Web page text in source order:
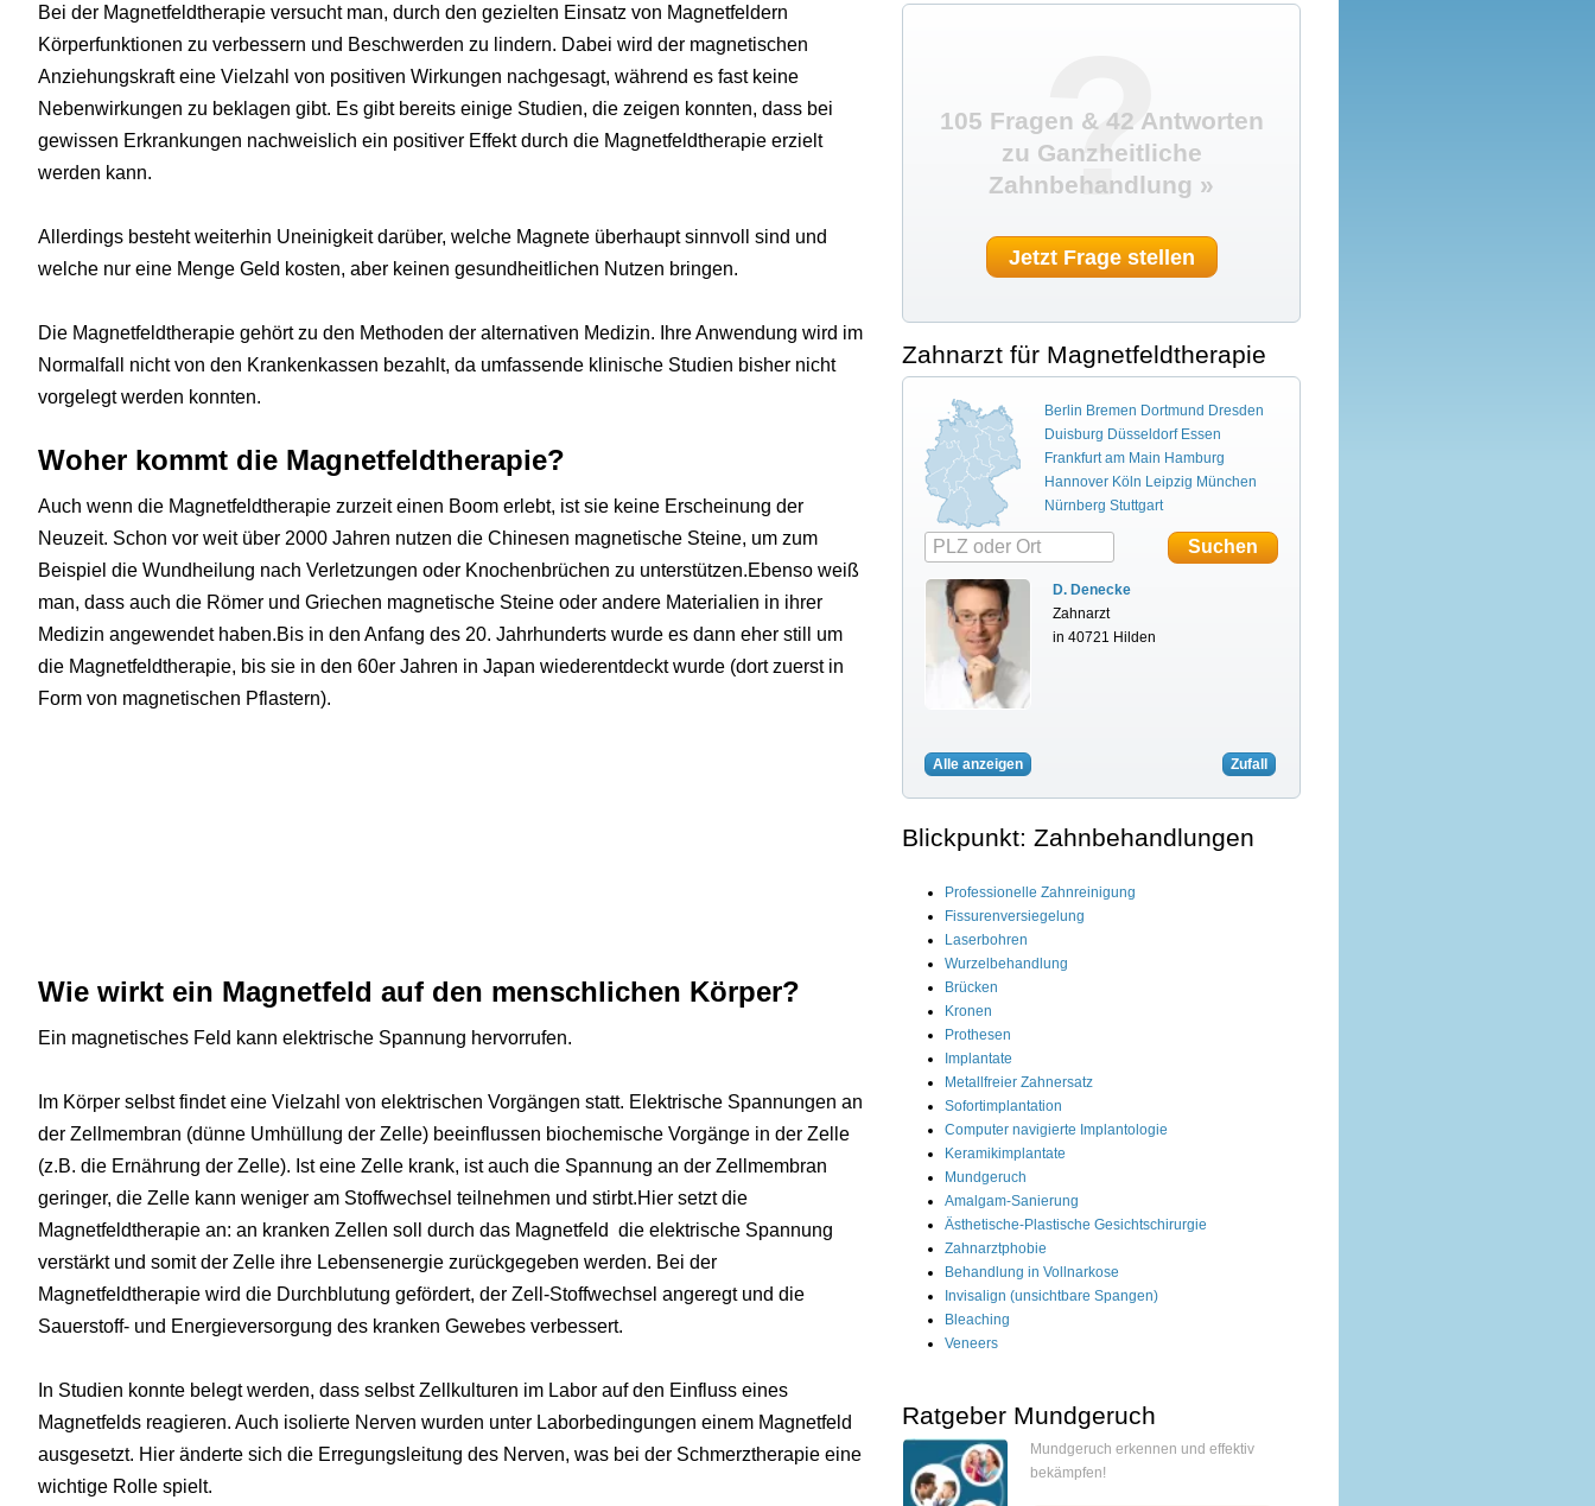
Bei der Magnetfeldtherapie versucht man, durch den gezielten Einsatz von Magnetfeldern
Körperfunktionen zu verbessern und Beschwerden zu lindern. Dabei wird der magnetischen
Anziehungskraft eine Vielzahl von positiven Wirkungen nachgesagt, während es fast keine
Nebenwirkungen zu beklagen gibt. Es gibt bereits einige Studien, die zeigen konnten, dass bei
gewissen Erkrankungen nachweislich ein positiver Effekt durch die Magnetfeldtherapie erzielt
werden kann.
Allerdings besteht weiterhin Uneinigkeit darüber, welche Magnete überhaupt sinnvoll sind und
welche nur eine Menge Geld kosten, aber keinen gesundheitlichen Nutzen bringen.
Die Magnetfeldtherapie gehört zu den Methoden der alternativen Medizin. Ihre Anwendung wird im
Normalfall nicht von den Krankenkassen bezahlt, da umfassende klinische Studien bisher nicht
vorgelegt werden konnten.
Woher kommt die Magnetfeldtherapie?
Auch wenn die Magnetfeldtherapie zurzeit einen Boom erlebt, ist sie keine Erscheinung der
Neuzeit. Schon vor weit über 2000 Jahren nutzen die Chinesen magnetische Steine, um zum
Beispiel die Wundheilung nach Verletzungen oder Knochenbrüchen zu unterstützen.Ebenso weiß
man, dass auch die Römer und Griechen magnetische Steine oder andere Materialien in ihrer
Medizin angewendet haben.Bis in den Anfang des 20. Jahrhunderts wurde es dann eher still um
die Magnetfeldtherapie, bis sie in den 60er Jahren in Japan wiederentdeckt wurde (dort zuerst in
Form von magnetischen Pflastern).
Wie wirkt ein Magnetfeld auf den menschlichen Körper?
Ein magnetisches Feld kann elektrische Spannung hervorrufen.
Im Körper selbst findet eine Vielzahl von elektrischen Vorgängen statt. Elektrische Spannungen an
der Zellmembran (dünne Umhüllung der Zelle) beeinflussen biochemische Vorgänge in der Zelle
(z.B. die Ernährung der Zelle). Ist eine Zelle krank, ist auch die Spannung an der Zellmembran
geringer, die Zelle kann weniger am Stoffwechsel teilnehmen und stirbt.Hier setzt die
Magnetfeldtherapie an: an kranken Zellen soll durch das Magnetfeld die elektrische Spannung
verstärkt und somit der Zelle ihre Lebensenergie zurückgegeben werden. Bei der
Magnetfeldtherapie wird die Durchblutung gefördert, der Zell-Stoffwechsel angeregt und die
Sauerstoff- und Energieversorgung des kranken Gewebes verbessert.
In Studien konnte belegt werden, dass selbst Zellkulturen im Labor auf den Einfluss eines
Magnetfelds reagieren. Auch isolierte Nerven wurden unter Laborbedingungen einem Magnetfeld
ausgesetzt. Hier änderte sich die Erregungsleitung des Nerven, was bei der Schmerztherapie eine
wichtige Rolle spielt.
?
105 Fragen & 42 Antworten
zu Ganzheitliche
Zahnbehandlung »
Jetzt Frage stellen
Zahnarzt für Magnetfeldtherapie
Berlin Bremen Dortmund Dresden
Duisburg Düsseldorf Essen
Frankfurt am Main Hamburg
Hannover Köln Leipzig München
Nürnberg Stuttgart
D. Denecke
Zahnarzt
in 40721 Hilden
Alle anzeigen Zufall
Blickpunkt: Zahnbehandlungen
Professionelle Zahnreinigung
Fissurenversiegelung
Laserbohren
Wurzelbehandlung
Brücken
Kronen
Prothesen
Implantate
Metallfreier Zahnersatz
Sofortimplantation
Computer navigierte Implantologie
Keramikimplantate
Mundgeruch
Amalgam-Sanierung
Ästhetische-Plastische Gesichtschirurgie
Zahnarztphobie
Behandlung in Vollnarkose
Invisalign (unsichtbare Spangen)
Bleaching
Veneers
Ratgeber Mundgeruch
Mundgeruch erkennen und effektiv
bekämpfen!